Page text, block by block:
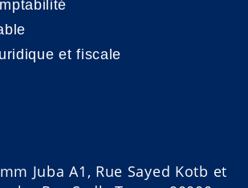
et fiscale
Juba A1, Rue Sayed Kotb et